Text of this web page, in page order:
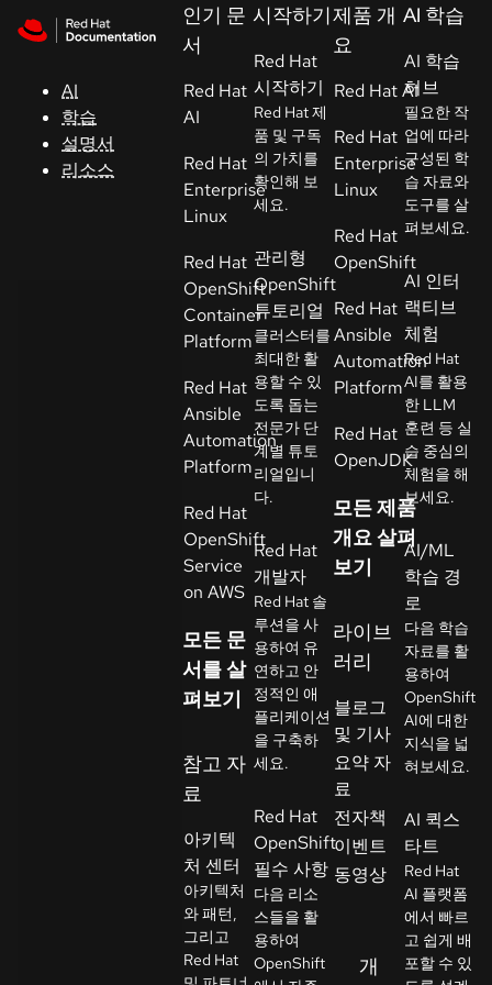
AI
학습
설명서
리소스
개
자
평
가
판
시
작
락
처
언
어
선
인기 문
서
Red Hat
AI
Red Hat
Enterprise
Linux
Red Hat
OpenShift
Container
Platform
Red Hat
Ansible
Automation
Platform
Red Hat
OpenShift
Service
on AWS
모든 문
서를 살
펴보기
참고 자
료
아키텍
처 센터
아키텍처
와 패턴,
그리고
Red Hat
시작하기
Red Hat
시작하기
Red Hat 제
품 및 구독
의 가치를
확인해 보
세요.
관리형
OpenShift
튜토리얼
클러스터를
최대한 활
용할 수 있
도록 돕는
전문가 단
계별 튜토
리얼입니
다.
Red Hat
개발자
Red Hat 솔
루션을 사
용하여 유
연하고 안
정적인 애
플리케이션
을 구축하
세요.
Red Hat
OpenShift
필수 사항
다음 리소
스들을 활
용하여
OpenShift
제품 개
요
Red Hat AI
Red Hat
Enterprise
Linux
Red Hat
OpenShift
Red Hat
Ansible
Automation
Platform
Red Hat
OpenJDK
모든 제품
개요 살펴
보기
라이브
러리
블로그
및 기사
요약 자
료
전자책
이벤트
동영상
개
AI 학습
AI 학습
허브
필요한 작
업에 따라
구성된 학
습 자료와
도구를 살
펴보세요.
AI 인터
랙티브
체험
Red Hat
AI를 활용
한 LLM
훈련 등 실
습 중심의
체험을 해
보세요.
AI/ML
학습 경
로
다음 학습
자료를 활
용하여
OpenShift
AI에 대한
지식을 넓
혀보세요.
AI 퀵스
타트
Red Hat
AI 플랫폼
에서 빠르
고 쉽게 배
포할 수 있